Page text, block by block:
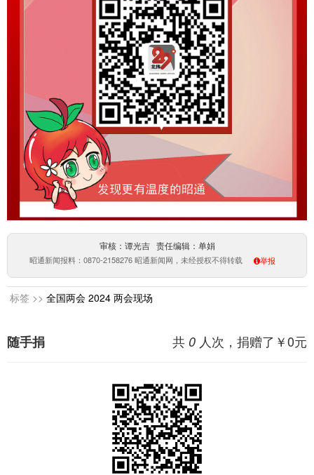
审核：谭光吉 责任编辑：单娟
昭通新闻报料：0870-2158276 昭通新闻网，未经授权不得转载 举报
标签 >> 全国两会 2024 两会现场
共 0 人次，捐赠了￥0元
随手捐